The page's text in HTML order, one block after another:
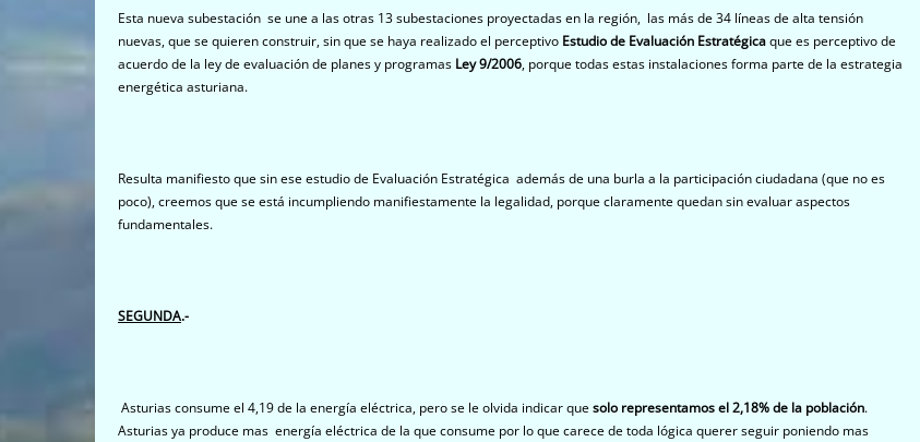
Esta nueva subestación se une a las otras 13 subestaciones proyectadas en la región, las más de 34 líneas de alta tensión
nuevas, que se quieren construir, sin que se haya realizado el perceptivo Estudio de Evaluación Estratégicaque es perceptivo de
acuerdo de la ley de evaluación de planes y programas Ley 9/2006, porque todas estas instalaciones forma parte de la estrategia
energética asturiana.
Resulta manifiesto que sin ese estudio de Evaluación Estratégica además de una burla a la participación ciudadana (que no es
poco), creemos que se está incumpliendo manifiestamente la legalidad, porque claramente quedan sin evaluar aspectos
fundamentales.
SEGUNDA.-
Asturias consume el 4,19 de la energía eléctrica, pero se le olvida indicar quesolo representamos el 2,18% de la población.
Asturias ya produce mas energía eléctrica de la que consume por lo que carece de toda lógica querer seguir poniendo mas